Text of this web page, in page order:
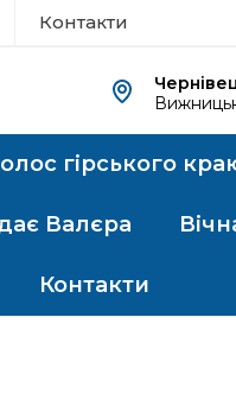
Контакти
гірського
Валєра
Контакти